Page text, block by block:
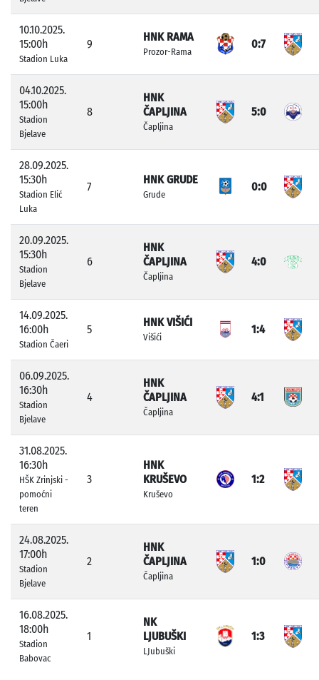
10.10.2025.
15:00h
Stadion Luka
9
HNK RAMA
Prozor-Rama
0:7
04.10.2025.
15:00h
Stadion
Bjelave
8
HNK
ČAPLJINA
Čapljina
5:0
28.09.2025.
15:30h
Stadion Elić
Luka
7
HNK GRUDE
Grude
0:0
20.09.2025.
15:30h
Stadion
Bjelave
6
HNK
ČAPLJINA
Čapljina
4:0
14.09.2025.
16:00h
Stadion Čaeri
5
HNK VIŠIĆI
Višići
1:4
06.09.2025.
16:30h
Stadion
Bjelave
4
HNK
ČAPLJINA
Čapljina
4:1
31.08.2025.
16:30h
HŠK Zrinjski -
pomoćni
teren
3
HNK
KRUŠEVO
Kruševo
1:2
24.08.2025.
17:00h
Stadion
Bjelave
2
HNK
ČAPLJINA
Čapljina
1:0
16.08.2025.
18:00h
Stadion
Babovac
1
NK
LJUBUŠKI
LJubuški
1:3